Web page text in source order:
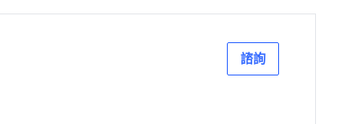
諮詢